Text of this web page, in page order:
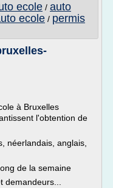
ecole / auto
ecole / permis
à Bruxelles
l'obtention de
néerlandais, anglais,
de la semaine